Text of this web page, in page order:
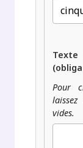
Pour
vides.